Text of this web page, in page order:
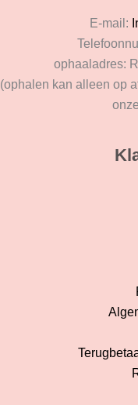
E-mail:
ophaaladres:
(ophalen kan alleen op